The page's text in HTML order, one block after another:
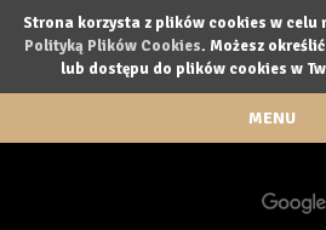
Strona korzysta z plików cookies w celu
Polityką Plików Cookies. Możesz
lub dostępu do plików cookies w
MENU